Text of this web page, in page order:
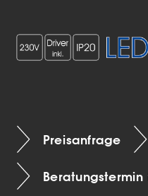
Preisanfrage